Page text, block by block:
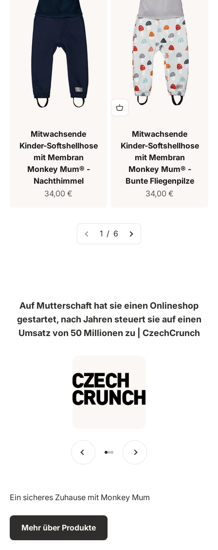
Mitwachsende
Kinder-Softshellhose
mit Membran
Monkey Mum® -
Nachthimmel
Verkaufspreis
34,00 €
Mitwachsende
Kinder-Softshellhose
mit Membran
Monkey Mum® -
Bunte Fliegenpilze
Verkaufspreis
34,00 €
1 / 6
Auf Mutterschaft hat sie einen Onlineshop
gestartet, nach Jahren steuert sie auf einen
Umsatz von 50 Millionen zu | CzechCrunch
Vorherige
Zu Eintrag 1 springen
Zu Eintrag 2 springen
Zu Eintrag 3 springen
Weiter
Ein sicheres Zuhause mit Monkey Mum
Mehr über Produkte